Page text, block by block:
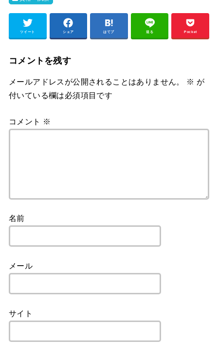
ツイート シェア はてブ 送る Pocket
コメントを残す
メールアドレスが公開されることはありません。 ※ が
付いている欄は必須項目です
コメント ※
名前
メール
サイト